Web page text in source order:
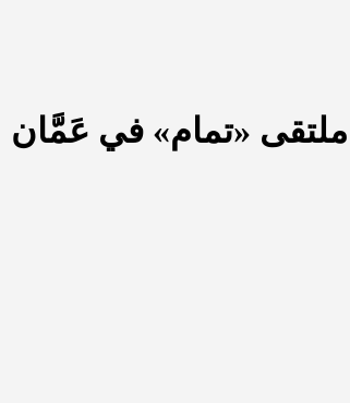
ملتقى «تمام» في عَمَّان